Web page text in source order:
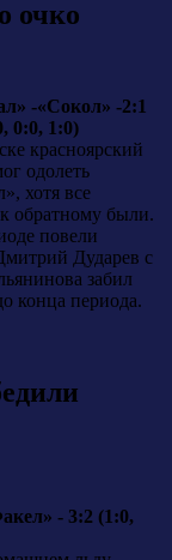
очко
-«Сокол» -2:1
0:0, 1:0)
красноярский
одолеть
хотя все
обратному были.
повели
Дударев с
забил
конца периода.
- 3:2 (1:0,